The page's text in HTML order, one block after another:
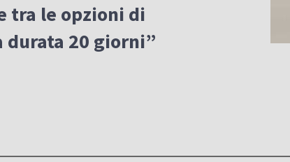
tra le opzioni di
durata 20 giorni”